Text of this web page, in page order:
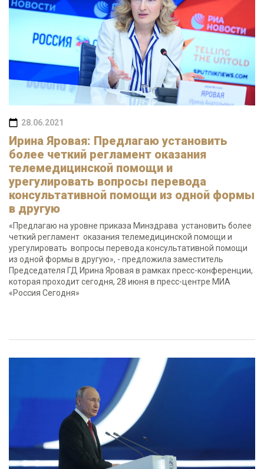
28.06.2021
Ирина Яровая: Предлагаю установить
более четкий регламент оказания
телемедицинской помощи и
урегулировать вопросы перевода
консультативной помощи из одной формы
в другую
«Предлагаю на уровне приказа Минздрава установить более
четкий регламент оказания телемедицинской помощи и
урегулировать вопросы перевода консультативной помощи
из одной формы в другую», - предложила заместитель
Председателя ГД Ирина Яровая в рамках пресс-конференции,
которая проходит сегодня, 28 июня в пресс-центре МИА
«Россия Сегодня»